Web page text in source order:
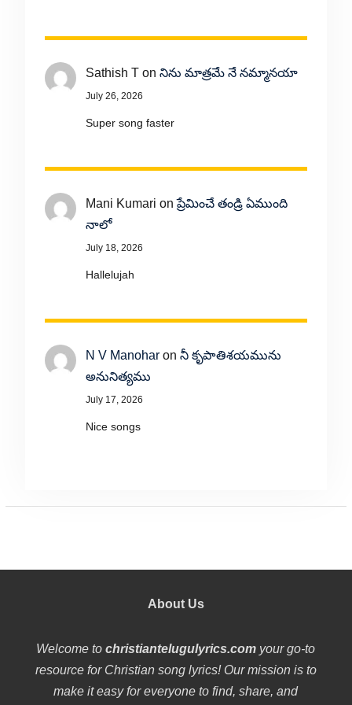
Sathish Ton నిను మాత్రమే నే నమ్మానయా
July 26, 2026
Super song faster
Mani Kumari onప్రేమించే తండ్రి ఏముంది
నాలో
July 18, 2026
Hallelujah
N V Manoharon నీ కృపాతిశయమును
అనునిత్యము
July 17, 2026
Nice songs
About Us
Welcome tochristiantelugulyrics.com your go-to
resource for Christian song lyrics! Our mission is to
make it easy for everyone to find, share, and